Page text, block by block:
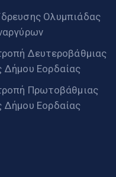
Ολυμπιάδας
Δευτεροβάθμιας
Δήμου Εορδαίας
Πρωτοβάθμιας
Δήμου Εορδαίας